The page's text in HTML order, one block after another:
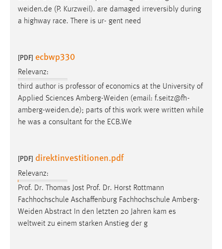
weiden.de (P. Kurzweil). are damaged irreversibly during
a highway race. There is ur- gent need
[PDF] ecbwp330
Relevanz:
third author is professor of economics at the University of
Applied Sciences Amberg-Weiden (email: f.seitz@fh-
amberg-weiden.de); parts of this work were written while
he was a consultant for the ECB.We
[PDF] direktinvestitionen.pdf
Relevanz:
Prof. Dr. Thomas Jost Prof. Dr. Horst Rottmann
Fachhochschule Aschaffenburg Fachhochschule Amberg-
Weiden Abstract In den letzten 20 Jahren kam es
weltweit zu einem starken Anstieg der g